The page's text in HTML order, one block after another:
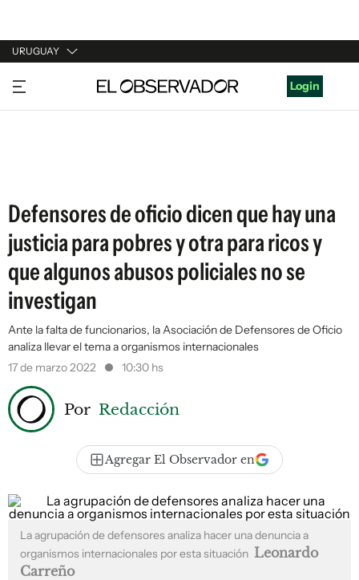
URUGUAY
URUGUAY
ARGENTINA
Login
Defensores de oficio dicen que hay una
justicia para pobres y otra para ricos y
que algunos abusos policiales no se
investigan
Ante la falta de funcionarios, la Asociación de Defensores de Oficio
analiza llevar el tema a organismos internacionales
17 de marzo 2022
10:30 hs
Por Redacción
Agregar El Observador en
La agrupación de defensores analiza hacer una denuncia a
organismos internacionales por esta situación Leonardo
Carreño